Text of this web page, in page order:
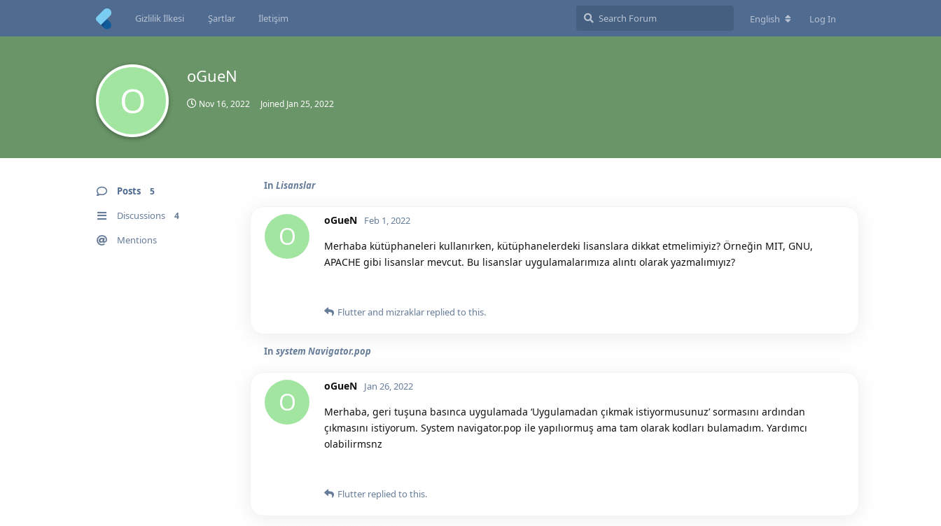
Gizlilik İlkesi Şartlar İletişim English Log In
O
oGueN
Nov 16, 2022 Joined Jan 25, 2022
Posts 5
Discussions 4
Mentions
In Lisanslar
O
oGueN Feb 1, 2022
Merhaba kütüphaneleri kullanırken, kütüphanelerdeki lisanslara dikkat etmelimiyiz? Örneğin MIT, GNU,
APACHE gibi lisanslar mevcut. Bu lisanslar uygulamalarımıza alıntı olarak yazmalımıyız?
Flutterand mizraklar replied to this.
In system Navigator.pop
O
oGueN Jan 26, 2022
Merhaba, geri tuşuna basınca uygulamada ‘Uygulamadan çıkmak istiyormusunuz’ sormasını ardından
çıkmasını istiyorum. System navigator.pop ile yapılıormuş ama tam olarak kodları bulamadım. Yardımcı
olabilirmsnz
Flutter replied to this.